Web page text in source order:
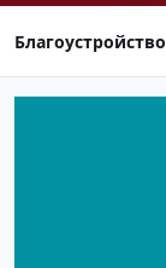
Благоустройство